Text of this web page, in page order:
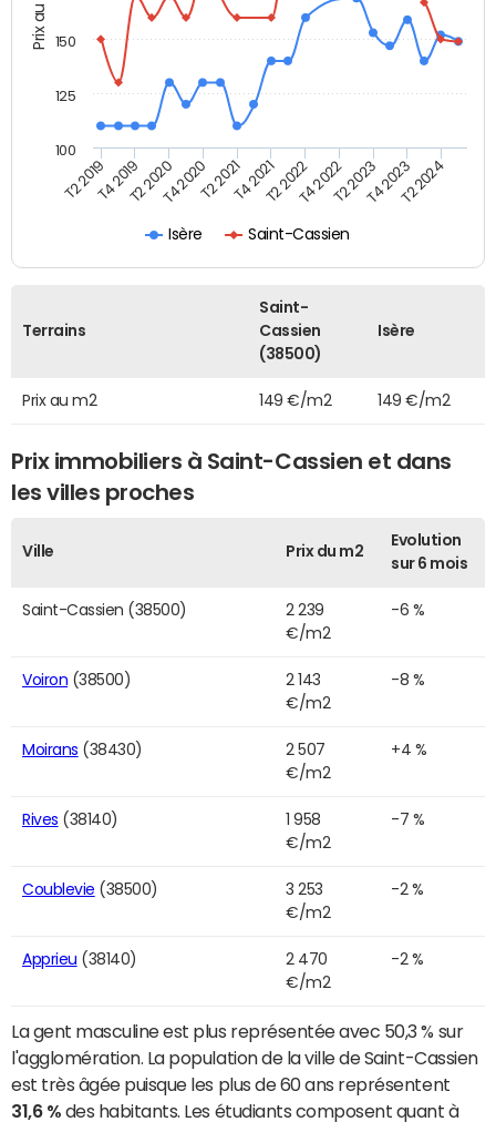
Isère Saint-Cassien
T2 2019T4 2019T2 2020T4 2020T2 2021T4 2021T2 2022T4 2022T2 2023T4 2023T2 2024
100
125
150
Terrains
Saint-
Cassien
(38500)
Isère
Prix au m2 149 €/m2 149 €/m2
Prix immobiliers à Saint-Cassien et dans
les villes proches
Ville Prix du m2
Evolution
sur 6 mois
Saint-Cassien (38500)
2 239
€/m2
-6 %
Voiron (38500)
2 143
€/m2
-8 %
Moirans (38430)
2 507
€/m2
+4 %
Rives (38140)
1 958
€/m2
-7 %
Coublevie (38500)
3 253
€/m2
-2 %
Apprieu (38140)
2 470
€/m2
-2 %
La gent masculine est plus représentée avec 50,3 % sur
l'agglomération. La population de la ville de Saint-Cassien
est très âgée puisque les plus de 60 ans représentent
31,6 % des habitants. Les étudiants composent quant à